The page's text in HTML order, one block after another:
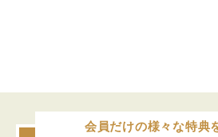
会員だけの様々な特典